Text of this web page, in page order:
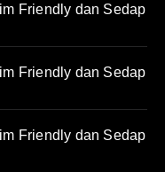
Friendly dan Sedap
Friendly dan Sedap
Friendly dan Sedap